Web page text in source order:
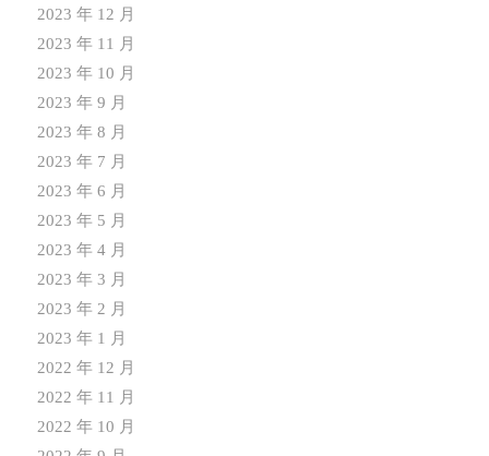
2023 年 12 月
2023 年 11 月
2023 年 10 月
2023 年 9 月
2023 年 8 月
2023 年 7 月
2023 年 6 月
2023 年 5 月
2023 年 4 月
2023 年 3 月
2023 年 2 月
2023 年 1 月
2022 年 12 月
2022 年 11 月
2022 年 10 月